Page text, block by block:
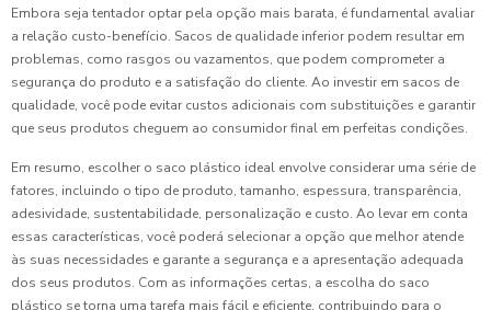
Embora seja tentador optar pela opção mais barata, é fundamental avaliar
a relação custo-benefício. Sacos de qualidade inferior podem resultar em
problemas, como rasgos ou vazamentos, que podem comprometer a
segurança do produto e a satisfação do cliente. Ao investir em sacos de
qualidade, você pode evitar custos adicionais com substituições e garantir
que seus produtos cheguem ao consumidor final em perfeitas condições.
Em resumo, escolher o saco plástico ideal envolve considerar uma série de
fatores, incluindo o tipo de produto, tamanho, espessura, transparência,
adesividade, sustentabilidade, personalização e custo. Ao levar em conta
essas características, você poderá selecionar a opção que melhor atende
às suas necessidades e garante a segurança e a apresentação adequada
dos seus produtos. Com as informações certas, a escolha do saco
plástico se torna uma tarefa mais fácil e eficiente, contribuindo para o